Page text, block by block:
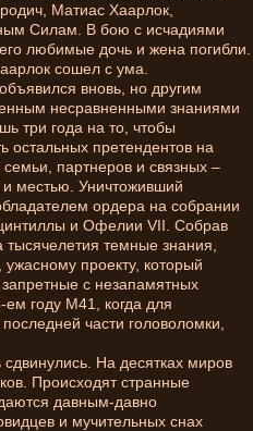
Матиас Хаарлок,
Силам. В бою с исчадиями
любимые дочь и жена погибли.
сошел с ума.
вновь, но другим
несравненными знаниями
три года на то, чтобы
остальных претендентов на
партнеров и связных –
местью. Уничтоживший
ордера на собрании
и Офелии VII. Собрав
темные знания,
проекту, который
с незапамятных
ем году М41, когда для
части головоломки,
сдвинулись. На десятках миров
Происходят странные
давным-давно
и мучительных снах